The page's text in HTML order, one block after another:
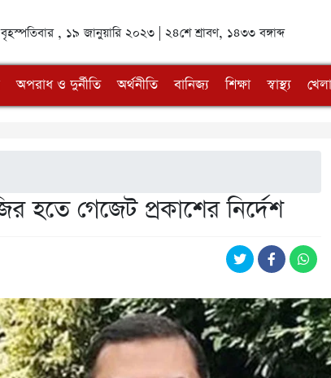
বৃহস্পতিবার , ১৯ জানুয়ারি ২০২৩ | ২৪শে শ্রাবণ, ১৪৩৩ বঙ্গাব্দ
অপরাধ ও দুর্নীতি অর্থনীতি বানিজ্য শিক্ষা স্বাস্থ্য
হতে গেজেট প্রকাশের নির্দেশ